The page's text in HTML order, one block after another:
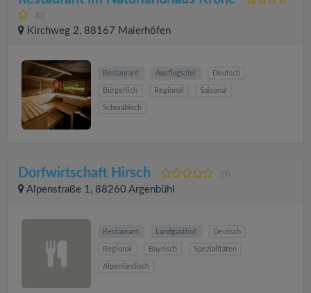
(0)
Kirchweg 2, 88167 Maierhöfen
Restaurant Ausflugsziel Deutsch
Bürgerlich Regional Saisonal
Schwäbisch
Dorfwirtschaft Hirsch (0)
Alpenstraße 1, 88260 Argenbühl
Restaurant Landgasthof Deutsch
Regional Bayrisch Spezialitäten
Alpenländisch